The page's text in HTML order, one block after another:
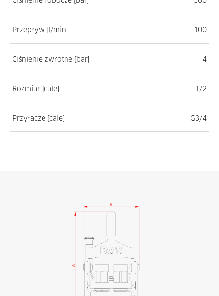
Przepływ [l/min] 100
Ciśnienie zwrotne [bar] 4
Rozmiar [cale] 1/2
Przyłącze [cale] G3/4